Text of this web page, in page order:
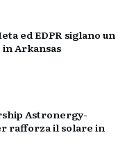
ed EDPR siglano un
in Arkansas
Astronergy-
rafforza il solare in